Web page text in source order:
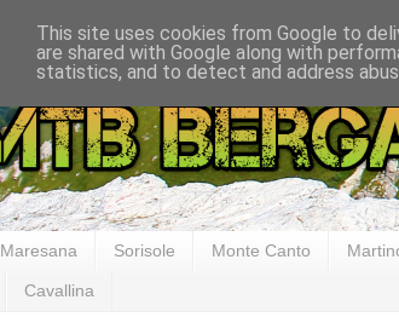
Maresana Sorisole Monte Canto
Cavallina
This site uses cookies from Google to
are shared with Google along with
statistics, and to detect and address